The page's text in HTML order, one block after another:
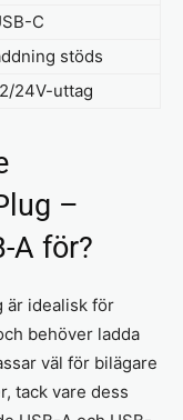
C
stöds
24V-uttag
–
A för?
är idealisk för
behöver ladda
väl för bilägare
tack vare dess